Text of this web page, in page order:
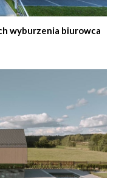
wyburzenia biurowca